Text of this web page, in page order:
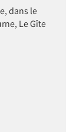
dans le
Le Gîte